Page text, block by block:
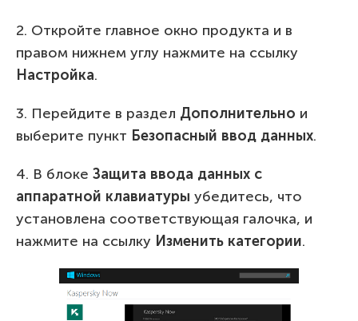
2. Откройте главное окно продукта и в
правом нижнем углу нажмите на ссылку
Настройка.
3. Перейдите в раздел Дополнительно и
выберите пункт Безопасный ввод данных.
4. В блоке Защита ввода данных с
аппаратной клавиатуры убедитесь, что
установлена соответствующая галочка, и
нажмите на ссылку Изменить категории.